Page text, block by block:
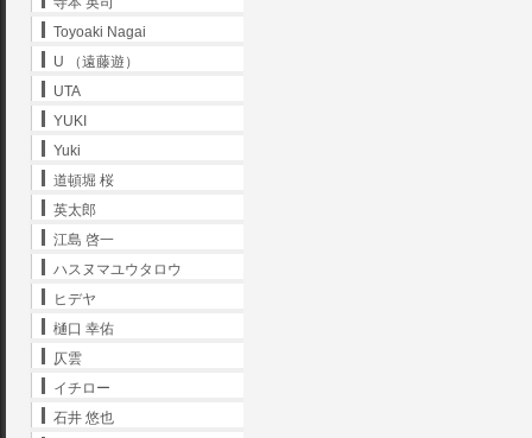
Toyoaki Nagai
U （遠藤遊）
UTA
YUKI
Yuki
道頓堀 桜
英太郎
江島 啓一
ハスヌマユウタロウ
ヒデヤ
樋口 幸佑
仄雲
イチロー
石井 悠也